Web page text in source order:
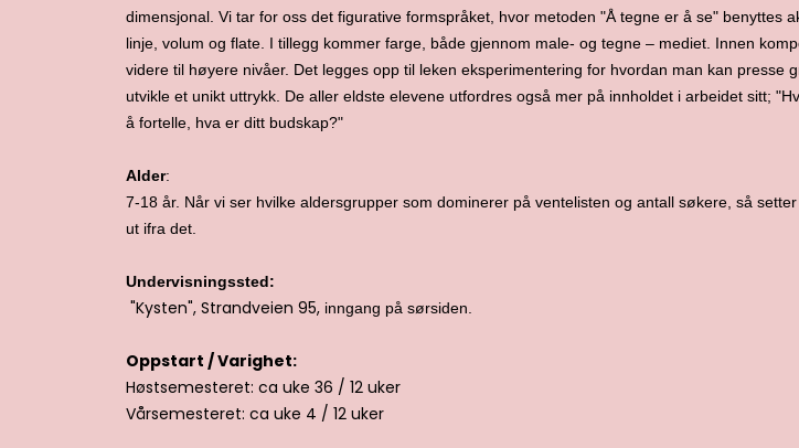
dimensjonal. Vi tar for oss det figurative formspråket, hvor metoden "Å tegne er å se" benyttes
linje, volum og flate. I tillegg kommer farge, både gjennom male- og tegne – mediet. Innen
videre til høyere nivåer. Det legges opp til leken eksperimentering for hvordan man kan presse
utvikle et unikt uttrykk. De aller eldste elevene utfordres også mer på innholdet i arbeidet sitt;
å fortelle, hva er ditt budskap?"
Alder:
7-18 år. Når vi ser hvilke aldersgrupper som dominerer på ventelisten og antall søkere, så
ut ifra det.
Undervisningssted:
"Kysten", Strandveien 95, inngang på sørsiden.
Oppstart / Varighet:
Høstsemesteret: ca uke 36 / 12 uker
Vårsemesteret: ca uke 4 / 12 uker